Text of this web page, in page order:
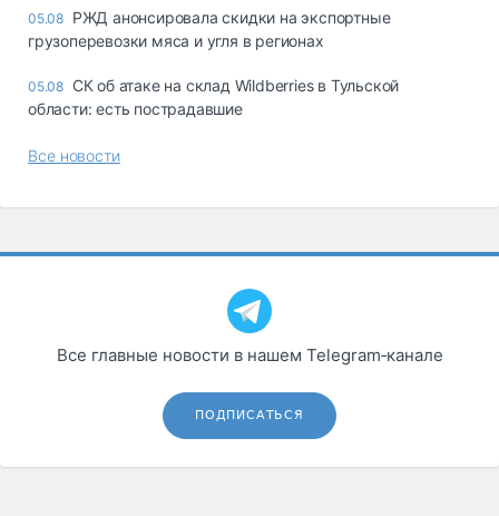
05.08 РЖД анонсировала скидки на экспортные
грузоперевозки мяса и угля в регионах
05.08 СК об атаке на склад Wildberries в Тульской
области: есть пострадавшие
Все новости
Все главные новости в нашем Telegram‑канале
ПОДПИСАТЬСЯ